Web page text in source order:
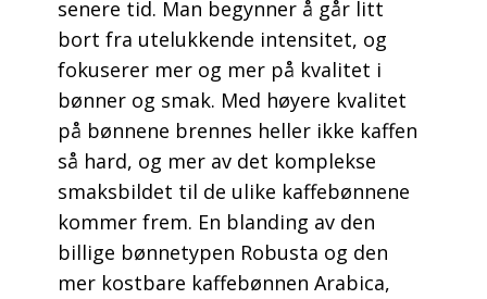
senere tid. Man begynner å går litt
bort fra utelukkende intensitet, og
fokuserer mer og mer på kvalitet i
bønner og smak. Med høyere kvalitet
på bønnene brennes heller ikke kaffen
så hard, og mer av det komplekse
smaksbildet til de ulike kaffebønnene
kommer frem. En blanding av den
billige bønnetypen Robusta og den
mer kostbare kaffebønnen Arabica,